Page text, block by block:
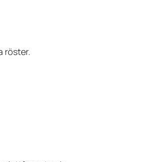
röster.